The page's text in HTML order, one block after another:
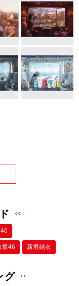
坂46 新垣結衣
グ